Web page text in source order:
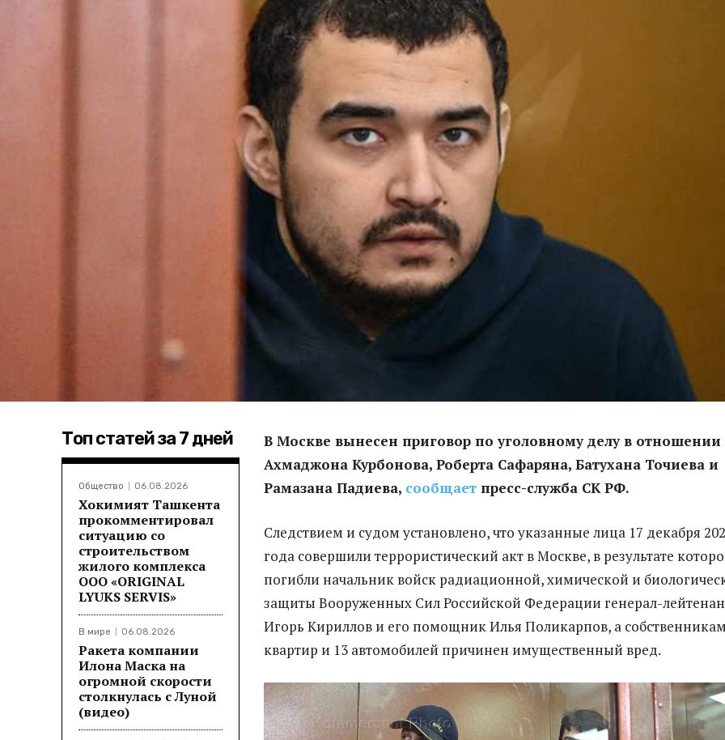
Топ статей за 7 дней
Общество 06.08.2026
Хокимият Ташкента
прокомментировал
ситуацию со
строительством
жилого комплекса
ООО «ORIGINAL
LYUKS SERVIS»
В мире 06.08.2026
Ракета компании
Илона Маска на
огромной скорости
столкнулась с Луной
(видео)
В Москве вынесен приговор по уголовному делу в отношении
Ахмаджона Курбонова, Роберта Сафаряна, Батухана Точиева и
Рамазана Падиева, сообщает пресс-служба СК РФ.
Следствием и судом установлено, что указанные лица 17 декабря
года совершили террористический акт в Москве, в результате
погибли начальник войск радиационной, химической и
защиты Вооруженных Сил Российской Федерации генерал-
Игорь Кириллов и его помощник Илья Поликарпов, а
квартир и 13 автомобилей причинен имущественный вред.